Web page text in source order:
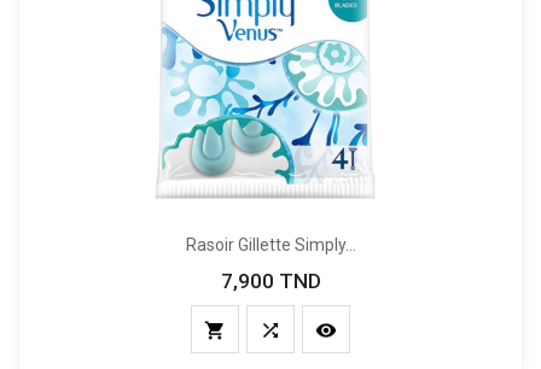
Rasoir Gillette Simply...
Prix
7,900 TND
  